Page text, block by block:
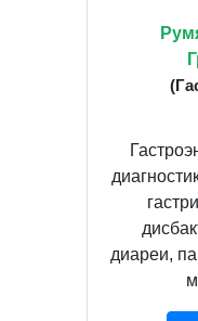
диареи,